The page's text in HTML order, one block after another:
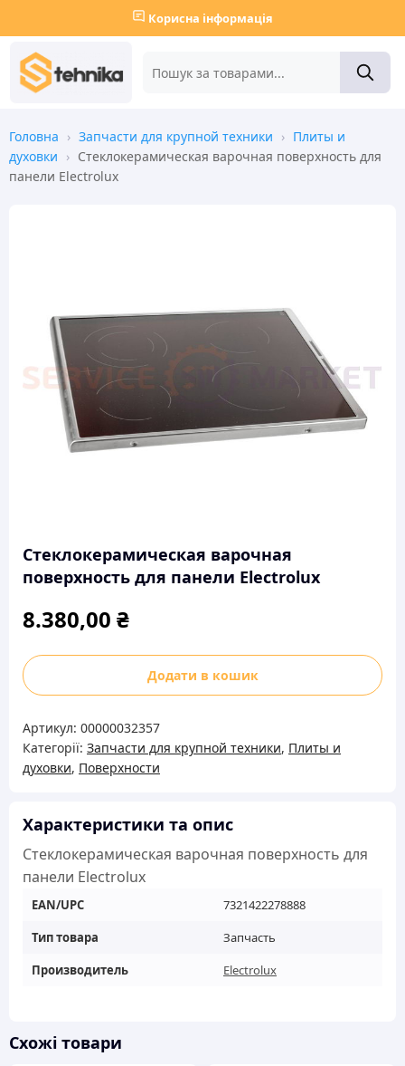
Корисна інформація
Головна › Запчасти для крупной техники › Плиты и
духовки › Стеклокерамическая варочная поверхность для
панели Electrolux
Стеклокерамическая варочная
поверхность для панели Electrolux
8.380,00 ₴
Стеклокерамическая
варочная
для
панели
Electrolux
Додати в кошик
Артикул: 00000032357
Категорії: Запчасти для крупной техники, Плиты и
духовки, Поверхности
Характеристики та опис
Стеклокерамическая варочная поверхность для
панели Electrolux
EAN/UPC
7321422278888
Тип товара
Запчасть
Производитель
Electrolux
Схожі товари